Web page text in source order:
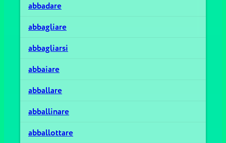
abbadare
abbagliare
abbagliarsi
abbaiare
abballare
abballinare
abballottare